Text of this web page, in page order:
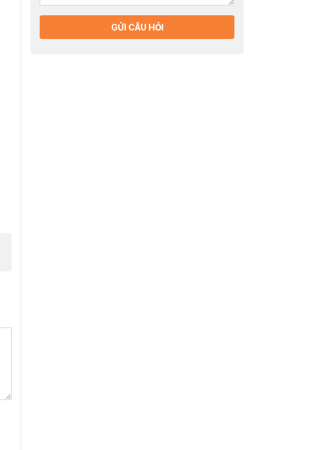
GỬI CÂU HỎI